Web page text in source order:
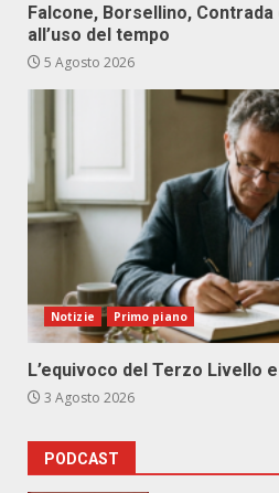
Falcone, Borsellino,
all’uso del tempo
5 Agosto 2026
Notizie Primo piano
L’equivoco del Terzo Livello
3 Agosto 2026
PODCAST